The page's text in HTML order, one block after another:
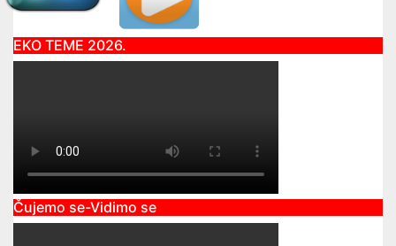
EKO TEME 2026.
Čujemo se-Vidimo se